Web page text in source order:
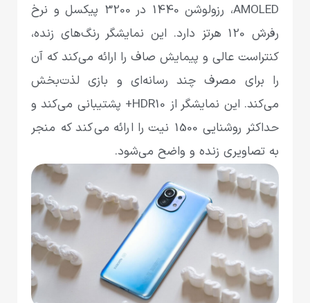
AMOLED، رزولوشن 1440 در 3200 پیکسل و نرخ
رفرش 120 هرتز دارد. این نمایشگر رنگ‌های زنده،
کنتراست عالی و پیمایش صاف را ارائه می‌کند که آن
را برای مصرف چند رسانه‌ای و بازی لذت‌بخش
می‌کند. این نمایشگر از HDR10+ پشتیبانی می‌کند و
حداکثر روشنایی 1500 نیت را ارائه می‌کند که منجر
به تصاویری زنده و واضح می‌شود.